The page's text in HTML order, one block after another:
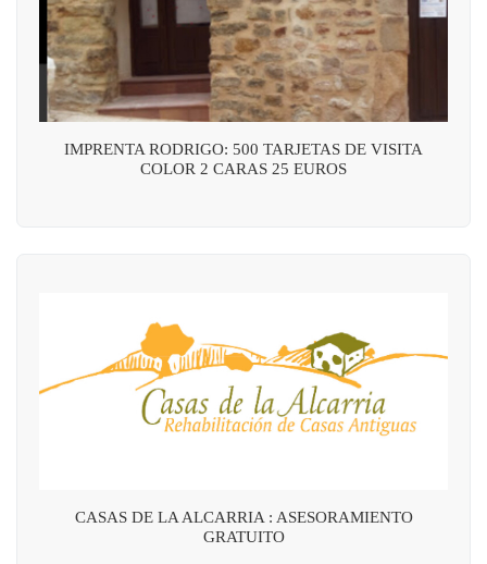
IMPRENTA RODRIGO: 500 TARJETAS DE VISITA
COLOR 2 CARAS 25 EUROS
CASAS DE LA ALCARRIA : ASESORAMIENTO
GRATUITO